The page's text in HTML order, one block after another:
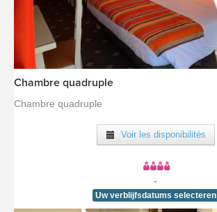
Chambre quadruple
Chambre quadruple
Voir les disponibilités
-
Uw verblijfsdatums selecteren